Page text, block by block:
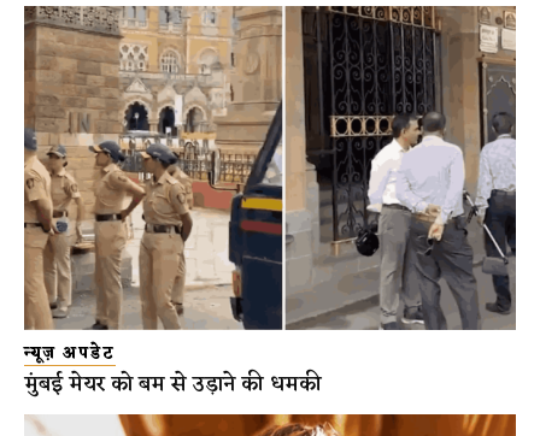
न्यूज़ अपडेट
मुंबई मेयर को बम से उड़ाने की धमकी